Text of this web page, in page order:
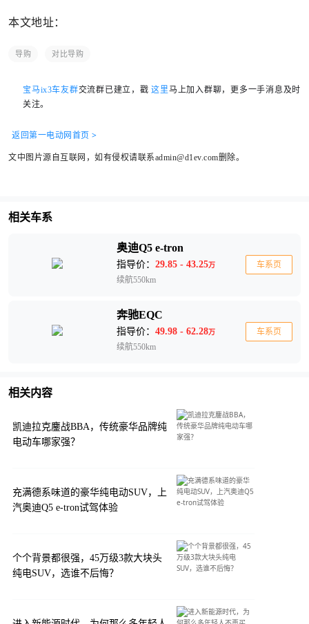
本文地址：
导购 对比导购
宝马ix3车友群交流群已建立，戳这里马上加入群聊，更多一手消息及时
关注。
返回第一电动网首页 >
文中图片源自互联网，如有侵权请联系admin@d1ev.com删除。
相关车系
奥迪Q5 e-tron
指导价： 29.85 - 43.25万
续航550km
车系页
奔驰EQC
指导价： 49.98 - 62.28万
续航550km
车系页
相关内容
凯迪拉克鏖战BBA，传统豪华品牌纯
电动车哪家强？
充满德系味道的豪华纯电动SUV，上
汽奥迪Q5 e-tron试驾体验
个个背景都很强，45万级3款大块头
纯电SUV，选谁不后悔？